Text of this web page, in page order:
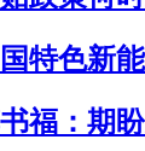
特色新
福：期